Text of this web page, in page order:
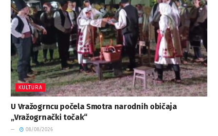
KULTURA
U Vražogrncu počela Smotra narodnih običaja
„Vražogrnački točak“
08/08/2026